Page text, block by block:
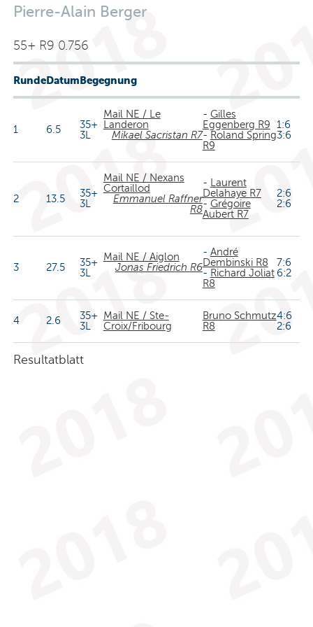
Pierre-Alain Berger
55+ R9 0.756
RundeDatumBegegnung
1 6.5
35+
3L
Mail NE / Le
Landeron
Mikael Sacristan R7
- Gilles
Eggenberg R9
- Roland Spring
R9
1:6
3:6
2 13.5
35+
3L
Mail NE / Nexans
Cortaillod
Emmanuel Raffner
R8
-
Laurent
Delahaye R7
- Grégoire
Aubert R7
2:6
2:6
3 27.5
35+
3L
Mail NE / Aiglon
Jonas Friedrich R6
- André
Dembinski R8
- Richard Joliat
R8
7:6
6:2
4 2.6
35+
3L
Mail NE / Ste-
Croix/Fribourg
Bruno Schmutz
R8
4:6
2:6
Resultatblatt